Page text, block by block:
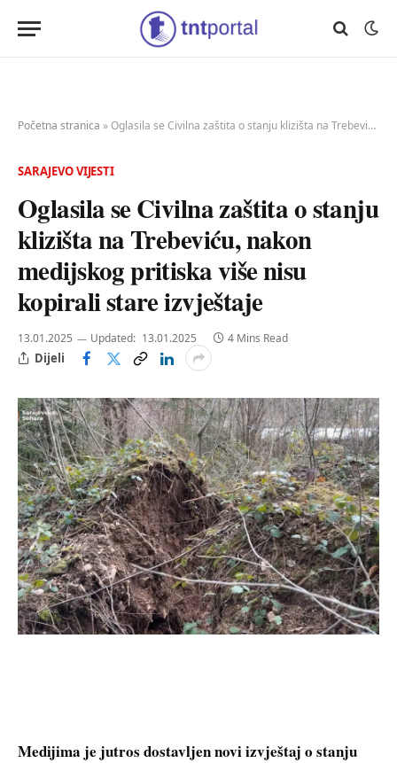
Početna stranica »Oglasila se Civilna zaštita o stanju klizišta na Trebeviću, nakon medijskog pritiska više nisu kopirali stare izvještaje
SARAJEVO VIJESTI
Oglasila se Civilna zaštita o stanju
klizišta na Trebeviću, nakon
medijskog pritiska više nisu
kopirali stare izvještaje
13.01.2025 Updated: 13.01.2025 4 Mins Read
Dijeli
Medijima je jutros dostavljen novi izvještaj o stanju